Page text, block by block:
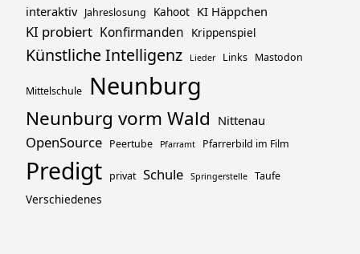
interaktiv Jahreslosung Kahoot KI Häppchen
KI probiert Konfirmanden Krippenspiel
Künstliche Intelligenz Lieder Links Mastodon
Mittelschule Neunburg
Neunburg vorm Wald Nittenau
OpenSource Peertube Pfarramt Pfarrerbild im Film
Predigt privat Schule Springerstelle Taufe
Verschiedenes